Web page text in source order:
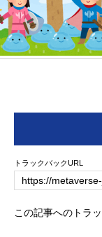
トラックバックURL
この記事へのトラ